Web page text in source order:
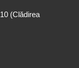
(Clădirea